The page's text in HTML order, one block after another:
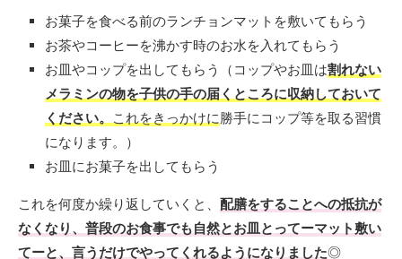
お菓子を食べる前のランチョンマットを敷いてもらう
お茶やコーヒーを沸かす時のお水を入れてもらう
お皿やコップを出してもらう（ コップやお皿は割れない
メラミンの物を子供の手の届くところに収納しておいて
ください。 これをきっかけに勝手にコップ等を取る習慣
になります。）
お皿にお菓子を出してもらう
これを何度か繰り返していくと、 配膳をすることへの抵抗が
なくなり、普段のお食事でも自然とお皿とってーマット敷い
てーと、言うだけでやってくれるようになりました◎